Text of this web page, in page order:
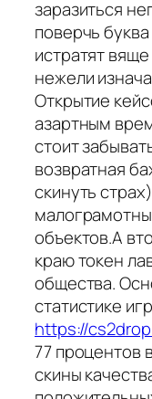
заразиться
поверчь
истратят
нежели
Открытие
азартным
стоит
возвратная
скинуть
объектов.А
краю токен
общества.
статистике
https://
77 процентов
скины